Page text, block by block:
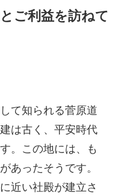
ご利益を訪ねて
て知られる菅原道
は古く、平安時代
。この地には、も
あったそうです。
近い社殿が建立さ